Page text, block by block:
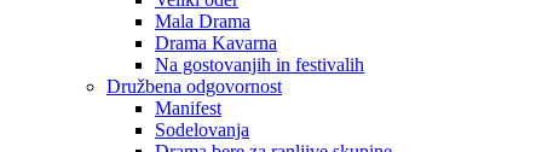
Mala Drama
Drama Kavarna
Na gostovanjih in festivalih
Družbena odgovornost
Manifest
Sodelovanja